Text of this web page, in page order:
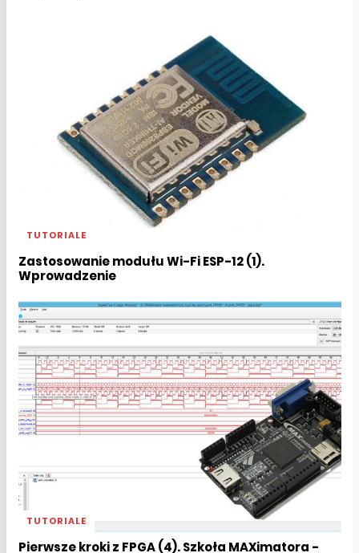
TUTORIALE
Zastosowanie modułu Wi-Fi ESP-12 (1).
Wprowadzenie
TUTORIALE
Pierwsze kroki z FPGA (4). Szkoła MAXimatora -